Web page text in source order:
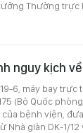
Thường trực
nguy kịch
6, máy bay
(Bộ Quốc
bệnh viện,
Nhà giàn DK-1/